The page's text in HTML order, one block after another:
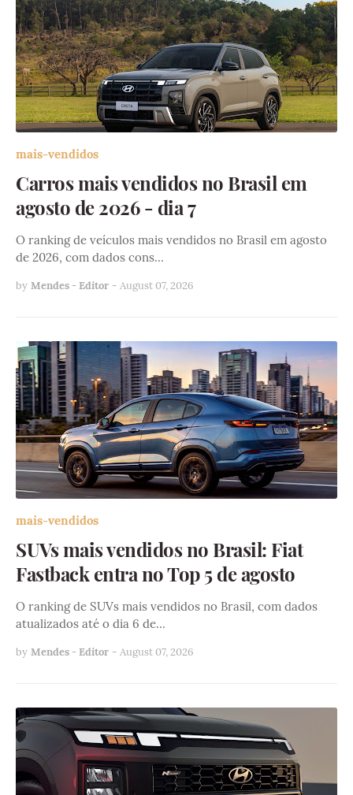
mais-vendidos
Carros mais vendidos no Brasil em
agosto de 2026 - dia 7
O ranking de veículos mais vendidos no Brasil em agosto
de 2026, com dados cons…
by Mendes - Editor - August 07, 2026
mais-vendidos
SUVs mais vendidos no Brasil: Fiat
Fastback entra no Top 5 de agosto
O ranking de SUVs mais vendidos no Brasil, com dados
atualizados até o dia 6 de…
by Mendes - Editor - August 07, 2026